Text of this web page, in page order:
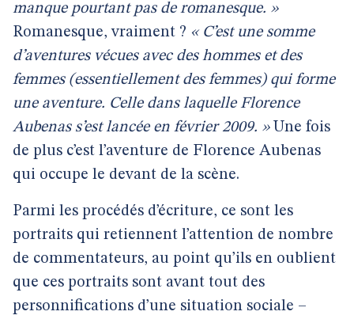
manque pourtant pas de romanesque. »
Romanesque, vraiment ? « C’est une somme
d’aventures vécues avec des hommes et des
femmes (essentiellement des femmes) qui forme
une aventure. Celle dans laquelle Florence
Aubenas s’est lancée en février 2009. »Une fois
de plus c’est l’aventure de Florence Aubenas
qui occupe le devant de la scène.
Parmi les procédés d’écriture, ce sont les
portraits qui retiennent l’attention de nombre
de commentateurs, au point qu’ils en oublient
que ces portraits sont avant tout des
personnifications d’une situation sociale –